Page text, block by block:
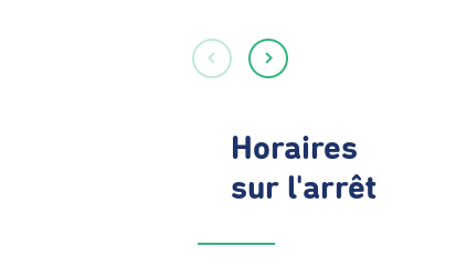
Horaires
sur l'arrêt